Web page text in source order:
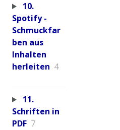
10.
Spotify -
Schmuckfar
ben aus
Inhalten
herleiten 4
11.
Schriften in
PDF 7